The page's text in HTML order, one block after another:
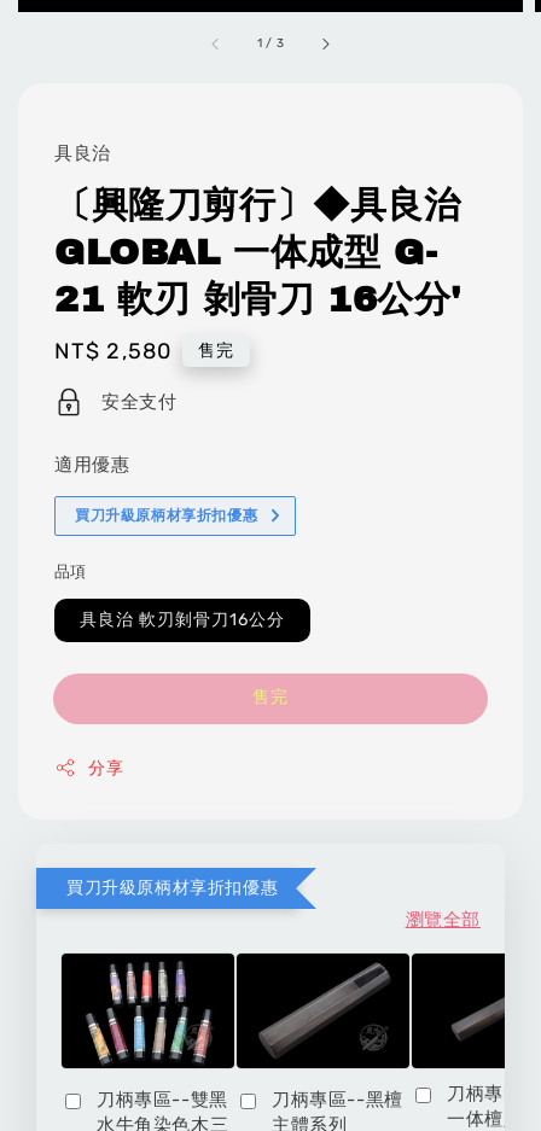
1 / 3
具良治
〔興隆刀剪行〕◆具良治
GLOBAL 一体成型 G-
21 軟刃 剝骨刀 16公分'
Regular
price
NT$ 2,580 售完
安全支付
適用優惠
買刀升級原柄材享折扣優惠
品項
具良治 軟刃剝骨刀16公分
售完
分享
買刀升級原柄材享折扣優惠
瀏覽全部
刀柄專區--雙黑
水牛角染色木三
刀柄專區--黑檀
主體系列
刀柄專區
一体檀八